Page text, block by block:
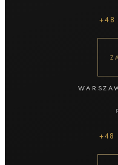
+48